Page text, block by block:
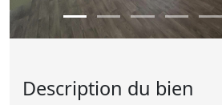
Description du bien